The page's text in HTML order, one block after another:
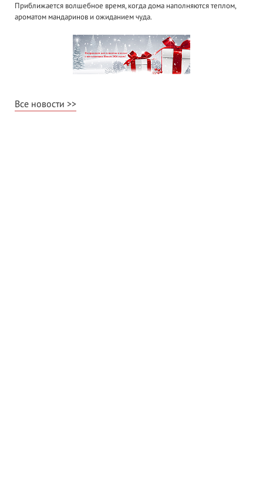
Приближается волшебное время, когда дома наполняются теплом,
ароматом мандаринов и ожиданием чуда.
Все новости